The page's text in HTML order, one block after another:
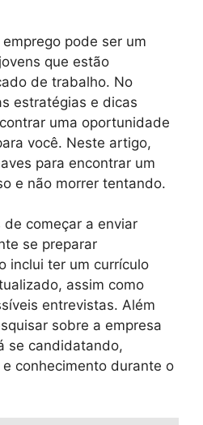
pode ser um
que estão
de trabalho. No
estratégias e dicas
uma oportunidade
você. Neste artigo,
para encontrar um
e não morrer tentando.
de começar a enviar
se preparar
inclui ter um currículo
assim como
entrevistas. Além
sobre a empresa
se candidatando,
conhecimento durante o